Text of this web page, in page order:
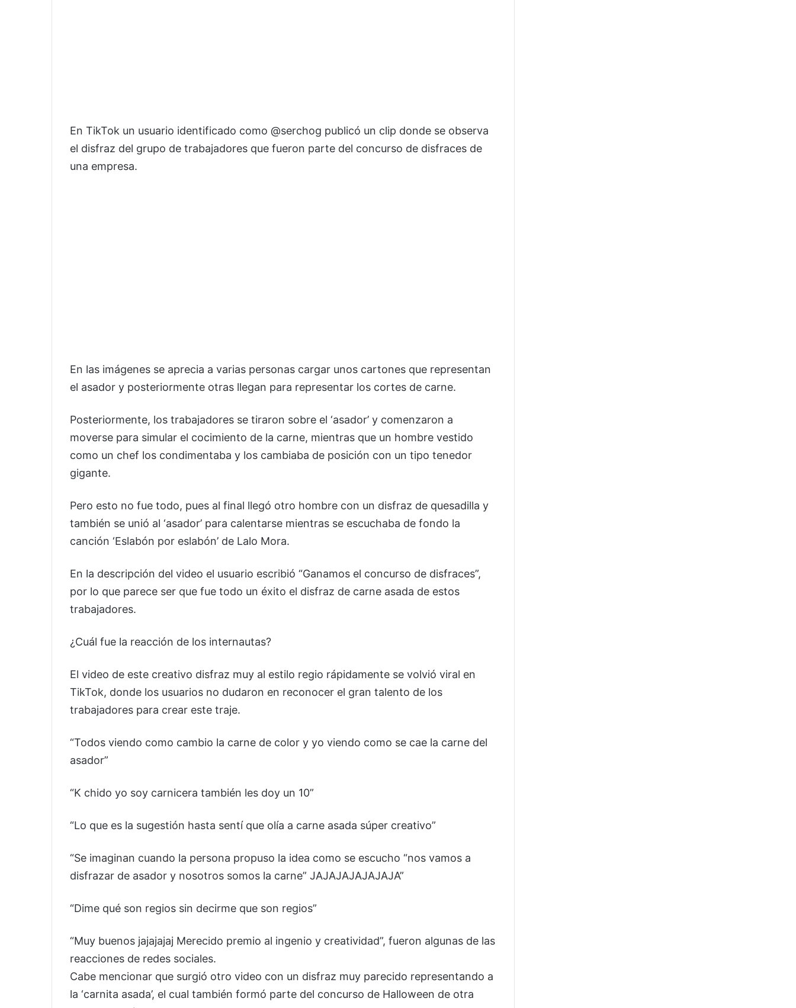
En TikTok un usuario identificado como @serchog publicó un clip donde se observa
el disfraz del grupo de trabajadores que fueron parte del concurso de disfraces de
una empresa.
En las imágenes se aprecia a varias personas cargar unos cartones que representan
el asador y posteriormente otras llegan para representar los cortes de carne.
Posteriormente, los trabajadores se tiraron sobre el ‘asador’ y comenzaron a
moverse para simular el cocimiento de la carne, mientras que un hombre vestido
como un chef los condimentaba y los cambiaba de posición con un tipo tenedor
gigante.
Pero esto no fue todo, pues al final llegó otro hombre con un disfraz de quesadilla y
también se unió al ‘asador’ para calentarse mientras se escuchaba de fondo la
canción ‘Eslabón por eslabón’ de Lalo Mora.
En la descripción del video el usuario escribió “Ganamos el concurso de disfraces”,
por lo que parece ser que fue todo un éxito el disfraz de carne asada de estos
trabajadores.
¿Cuál fue la reacción de los internautas?
El video de este creativo disfraz muy al estilo regio rápidamente se volvió viral en
TikTok, donde los usuarios no dudaron en reconocer el gran talento de los
trabajadores para crear este traje.
“Todos viendo como cambio la carne de color y yo viendo como se cae la carne del
asador”
“K chido yo soy carnicera también les doy un 10”
“Lo que es la sugestión hasta sentí que olía a carne asada súper creativo”
“Se imaginan cuando la persona propuso la idea como se escucho “nos vamos a
disfrazar de asador y nosotros somos la carne” JAJAJAJAJAJAJA”
“Dime qué son regios sin decirme que son regios”
“Muy buenos jajajajaj Merecido premio al ingenio y creatividad”, fueron algunas de las
reacciones de redes sociales.
Cabe mencionar que surgió otro video con un disfraz muy parecido representando a
la ‘carnita asada’, el cual también formó parte del concurso de Halloween de otra